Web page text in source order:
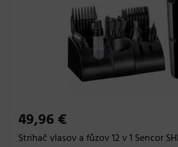
49,96 €
Strihač vlasov a fůzov 12 v 1 Sencor